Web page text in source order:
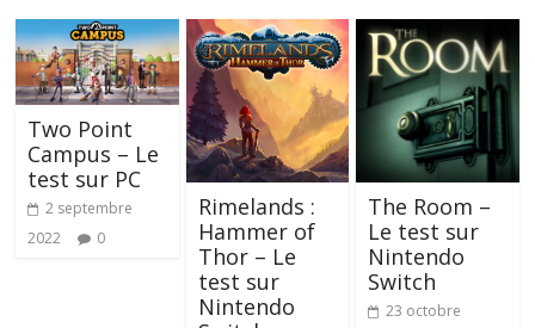
Two Point
Campus – Le
test sur PC
2 septembre
2022
0
Rimelands :
Hammer of
Thor – Le
test sur
Nintendo
The Room –
Le test sur
Nintendo
Switch
23 octobre